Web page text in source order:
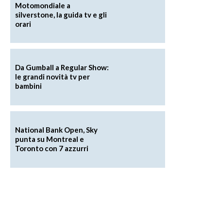
Motomondiale a
silverstone, la guida tv e gli
orari
Da Gumball a Regular Show:
le grandi novità tv per
bambini
National Bank Open, Sky
punta su Montreal e
Toronto con 7 azzurri